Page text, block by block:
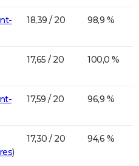
18,39 / 20 98,9 %
17,65 / 20 100,0 %
17,59 / 20 96,9 %
)
17,30 / 20 94,6 %